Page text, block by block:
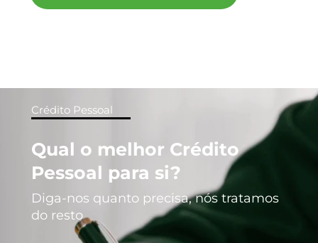
Crédito Pessoal
Qual o melhor Crédito
Pessoal para si?
Diga-nos quanto precisa, nós tratamos
do resto